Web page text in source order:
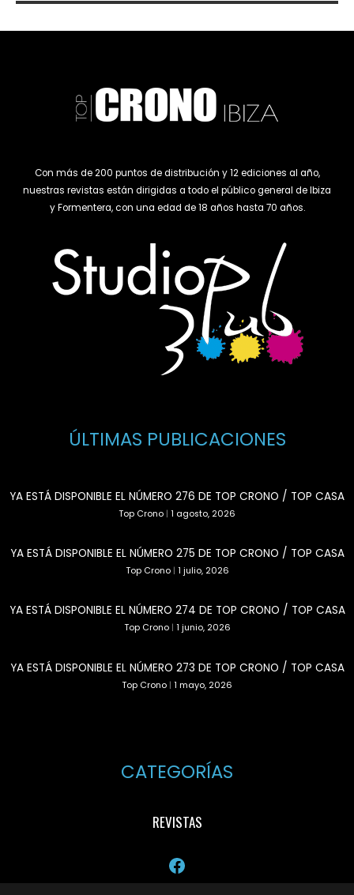
Con más de 200 puntos de distribución y 12 ediciones al año,
nuestras revistas están dirigidas a todo el público general de Ibiza
y Formentera, con una edad de 18 años hasta 70 años.
ÚLTIMAS PUBLICACIONES
YA ESTÁ DISPONIBLE EL NÚMERO 276 DE TOP CRONO / TOP CASA
Top Crono | 1 agosto, 2026
YA ESTÁ DISPONIBLE EL NÚMERO 275 DE TOP CRONO / TOP CASA
Top Crono | 1 julio, 2026
YA ESTÁ DISPONIBLE EL NÚMERO 274 DE TOP CRONO / TOP CASA
Top Crono | 1 junio, 2026
YA ESTÁ DISPONIBLE EL NÚMERO 273 DE TOP CRONO / TOP CASA
Top Crono | 1 mayo, 2026
CATEGORÍAS
REVISTAS
Facebook